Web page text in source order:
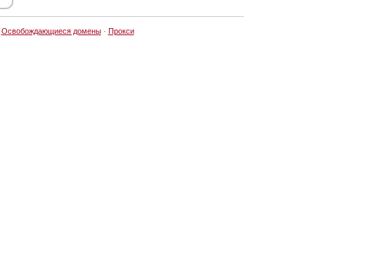
Освобождающиеся домены· Прокси